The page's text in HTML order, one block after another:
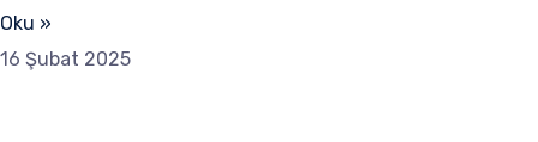
Oku »
16 Şubat 2025